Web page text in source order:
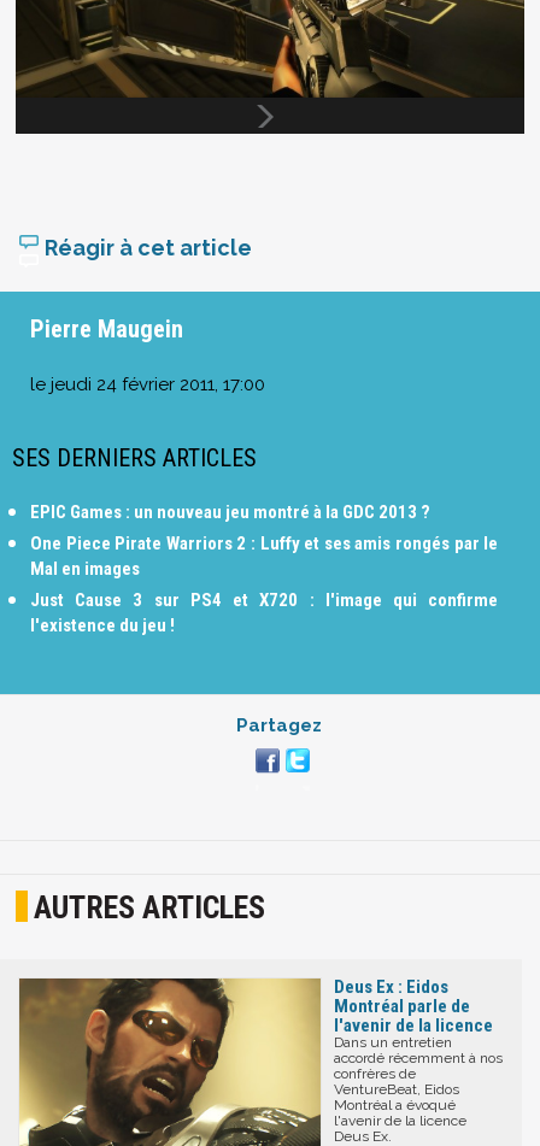
Réagir à cet article
Pierre Maugein
le jeudi 24 février 2011, 17:00
SES DERNIERS ARTICLES
EPIC Games : un nouveau jeu montré à la GDC 2013 ?
One Piece Pirate Warriors 2 : Luffy et ses amis rongés par le
Mal en images
Just Cause 3 sur PS4 et X720 : l'image qui confirme
l'existence du jeu !
Partagez
AUTRES ARTICLES
Deus Ex : Eidos
Montréal parle de
l'avenir de la licence
Dans un entretien
accordé récemment à nos
confrères de
VentureBeat, Eidos
Montréal a évoqué
l'avenir de la licence
Deus Ex.